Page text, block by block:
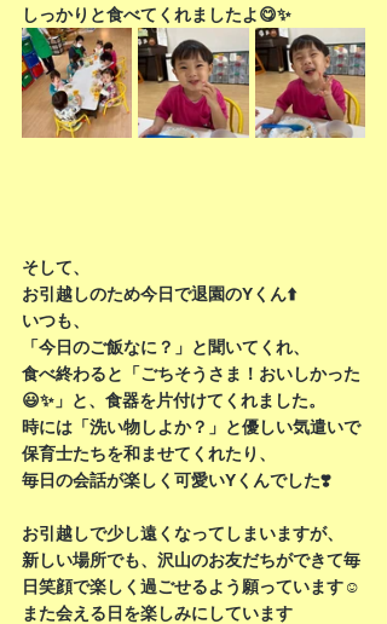
しっかりと食べてくれましたよ😋✨
そして、
お引越しのため今日で退園のYくん⬆️
いつも、
「今日のご飯なに？」と聞いてくれ、
食べ終わると「ごちそうさま！おいしかった
😃✨」と、食器を片付けてくれました。
時には「洗い物しよか？」と優しい気遣いで
保育士たちを和ませてくれたり、
毎日の会話が楽しく可愛いYくんでした❣️
お引越しで少し遠くなってしまいますが、
新しい場所でも、沢山のお友だちができて毎
日笑顔で楽しく過ごせるよう願っています☺️
また会える日を楽しみにしています